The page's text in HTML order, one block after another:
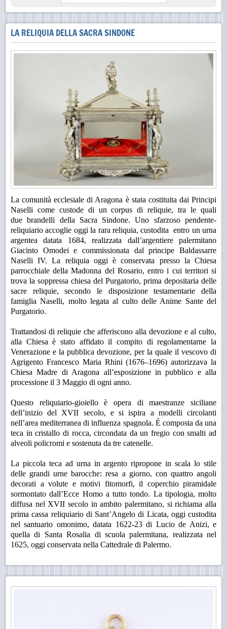
LA RELIQUIA DELLA SACRA SINDONE
La comunità ecclesiale di Aragona è stata costituita dai Principi
Naselli come custode di un corpus di reliquie, tra le quali
duebrandelli della Sacra Sindone. Uno sfarzosopendente-
reliquiario accoglie oggi la rara reliquia, custodita entro un urna
argentea datata 1684, realizzata dall’argentiere palermitano
Giacinto Omodei e commissionata dal principe Baldassarre
Naselli IV. La reliquia oggi è conservata presso la Chiesa
parrocchiale della Madonna del Rosario, entro i cui territori si
trova la soppressa chiesa del Purgatorio, prima depositaria delle
sacre reliquie, secondo le disposizione testamentarie della
famiglia Naselli, molto legata al culto delle Anime Sante del
Purgatorio.
Trattandosi di reliquie che afferiscono alla devozione e al culto,
alla Chiesa è stato affidato il compito di regolamentarne la
Venerazione e la pubblica devozione, per la quale il vescovo di
Agrigento Francesco Maria Rhini (1676–1696) autorizzava la
Chiesa Madre di Aragona all’esposizione in pubblico e alla
processione il 3 Maggio di ogni anno.
Questo reliquiario-gioiello è opera di maestranze siciliane
dell’inizio del XVII secolo, e si ispira a modelli circolanti
nell’area mediterranea di influenza spagnola. È composta da una
teca in cristallo di rocca, circondata da un fregio con smalti ad
alveoli policromi e sostenuta da tre catenelle.
La piccola teca ad urna in argento ripropone in scala lo stile
delle grandi urne barocche: resa a giorno, con quattro angoli
decorati a volute e motivi fitomorfi, il coperchio piramidale
sormontato dall’Ecce Homo a tutto tondo. La tipologia, molto
diffusa nel XVII secolo in ambito palermitano, si richiama alla
prima cassa reliquiario di Sant’Angelo di Licata, oggi custodita
nel santuario omonimo, datata 1622-23 di Lucio de Anizi, e
quella di Santa Rosalia di scuola palermitana, realizzata nel
1625, oggi conservata nella Cattedrale di Palermo.